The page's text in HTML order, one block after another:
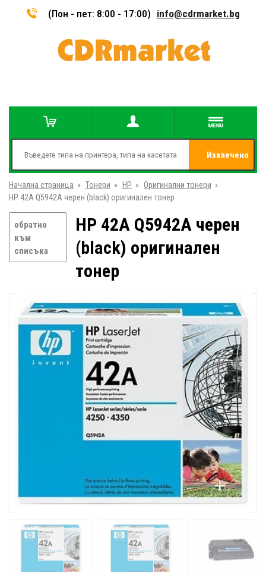
(Пон - пет: 8:00 - 17:00) info@cdrmarket.bg
Извлечено
от
Начална страница » Тонери » HP » Оригинални тонери »
HP 42A Q5942A черен (black) оригинален тонер
обратно
към
списъка
HP 42A Q5942A черен
(black) оригинален
тонер